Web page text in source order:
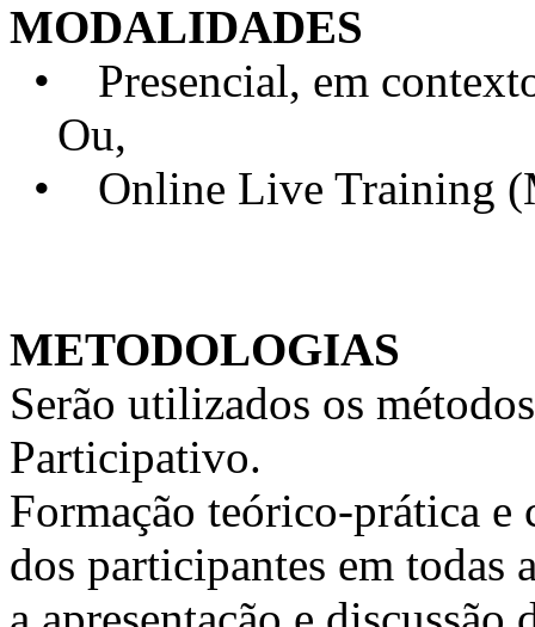
MODALIDADES
• Presencial, em
Ou,
• Online Live Training
METODOLOGIAS
Serão utilizados os
Participativo.
Formação teórico-prática e
dos participantes em todas